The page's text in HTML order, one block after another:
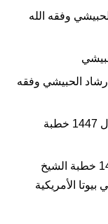
وفقه الله
الحبيشي وفقه
خطر الفتور والانتكاسة بعد رمضان 22 شوال 1447 خطبة
الجمعة الأخيرة من رمضان 24 رمضان 1447 خطبة الشيخ
الأمريكية